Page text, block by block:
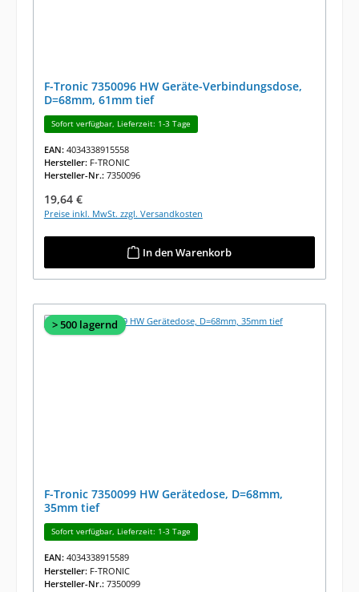
F-Tronic 7350096 HW Geräte-Verbindungsdose,
D=68mm, 61mm tief
Sofort verfügbar, Lieferzeit: 1-3 Tage
EAN: 4034338915558
Hersteller: F-TRONIC
Hersteller-Nr.: 7350096
Regulärer Preis:
19,64 €
Preise inkl. MwSt. zzgl. Versandkosten
In den Warenkorb
> 500 lagernd
F-Tronic 7350099 HW Gerätedose, D=68mm,
35mm tief
Sofort verfügbar, Lieferzeit: 1-3 Tage
EAN: 4034338915589
Hersteller: F-TRONIC
Hersteller-Nr.: 7350099